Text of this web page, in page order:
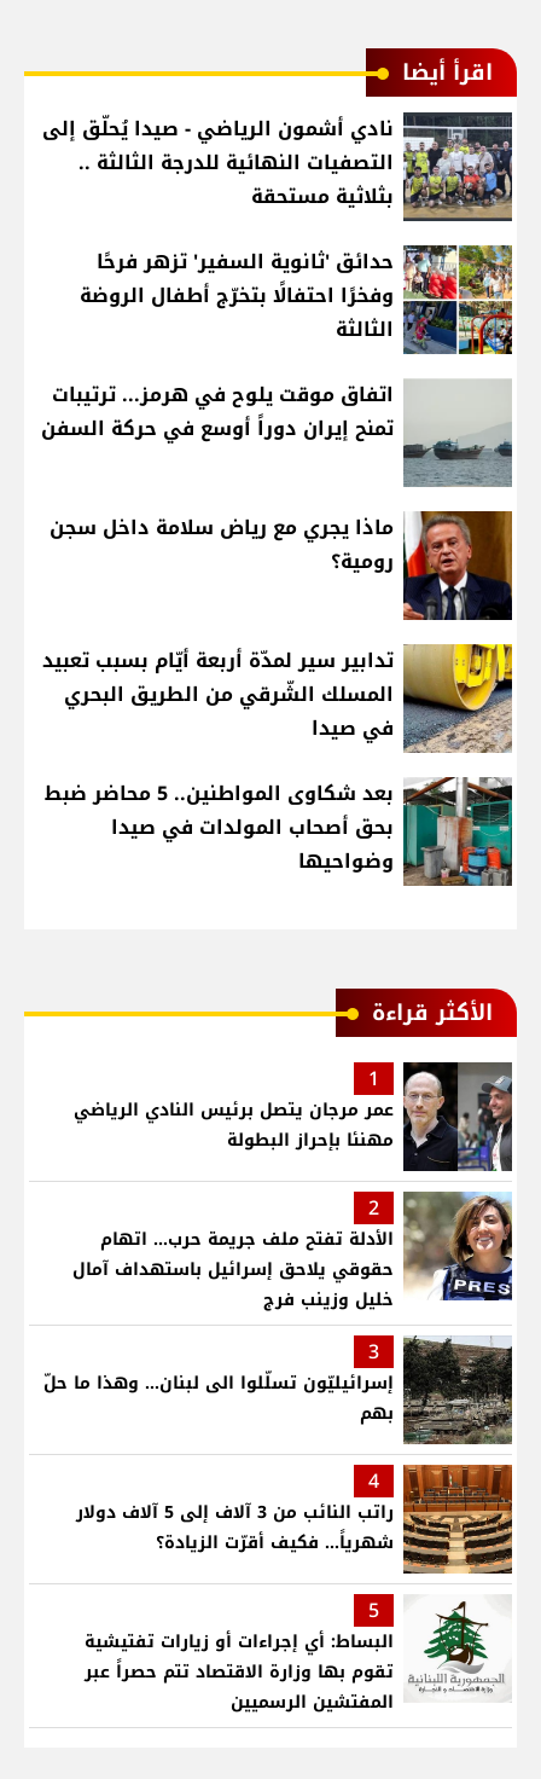
اقرأ أيضا
نادي أشمون الرياضي - صيدا يُحلّق إلى
التصفيات النهائية للدرجة الثالثة ..
بثلاثية مستحقة
حدائق 'ثانوية السفير' تزهر فرحًا
وفخرًا احتفالًا بتخرّج أطفال الروضة
الثالثة
اتفاق موقت يلوح في هرمز... ترتيبات
تمنح إيران دوراً أوسع في حركة السفن
ماذا يجري مع رياض سلامة داخل سجن
رومية؟
تدابير سير لمدّة أربعة أيّام بسبب تعبيد
المسلك الشّرقي من الطريق البحري
في صيدا
بعد شكاوى المواطنين.. 5 محاضر ضبط
بحق أصحاب المولدات في صيدا
وضواحيها
الأكثر قراءة
1
عمر مرجان يتصل برئيس النادي الرياضي
مهنئا بإحراز البطولة
2
الأدلة تفتح ملف جريمة حرب... اتهام
حقوقي يلاحق إسرائيل باستهداف آمال
خليل وزينب فرج
3
إسرائيليّون تسلّلوا الى لبنان... وهذا ما حلّ
بهم
4
راتب النائب من 3 آلاف إلى 5 آلاف دولار
شهرياً... فكيف أقرّت الزيادة؟
5
البساط: أي إجراءات أو زيارات تفتيشية
تقوم بها وزارة الاقتصاد تتم حصراً عبر
المفتشين الرسميين